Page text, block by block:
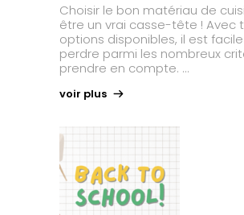
Choisir le bon matériau de
être un vrai casse-tête ! Avec
options disponibles, il est
perdre parmi les nombreux
prendre en compte.
voir plus